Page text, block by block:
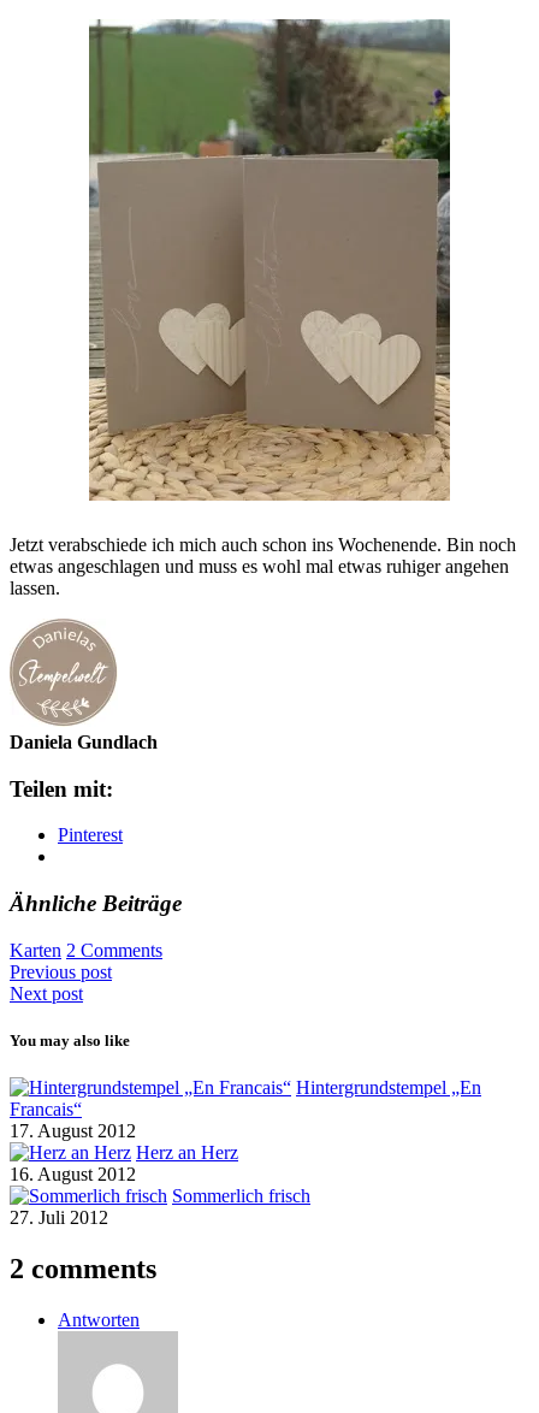
Jetzt verabschiede ich mich auch schon ins Wochenende. Bin noch
etwas angeschlagen und muss es wohl mal etwas ruhiger angehen
lassen.
Daniela Gundlach
Teilen mit:
Pinterest
Ähnliche Beiträge
Karten 2 Comments
Previous post
Next post
You may also like
Hintergrundstempel „En
Francais“
17. August 2012
Herz an Herz
16. August 2012
Sommerlich frisch
27. Juli 2012
2 comments
Antworten